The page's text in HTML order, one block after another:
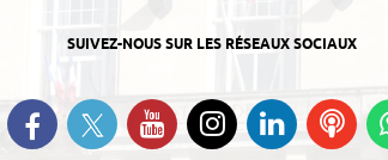
SUIVEZ-NOUS SUR LES RÉSEAUX SOCIAUX
Retrouvez-nous sur Facebook
Suivez-nous sur Twitter
Suivez-nous surSuivez-nous
Instagram
sur